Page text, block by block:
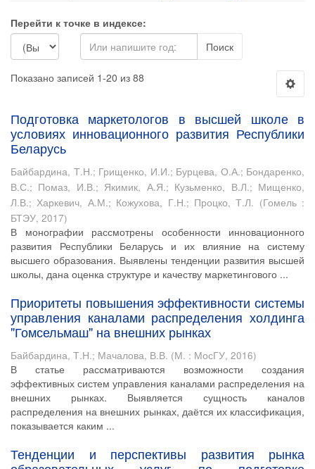
Перейти к точке в индексе:
Поиск
Показано записей 1-20 из 88
Подготовка маркетологов в высшей школе в
условиях инновационного развития Республики
Беларусь
Байбардина, Т.Н.; Грищенко, И.И.; Бурцева, О.А.; Бондаренко,
В.С.; Помаз, И.В.; Якимик, А.Я.; Кузьменко, В.Л.; Мищенко,
Л.В.;Харкевич, А.М.; Кожухова, Г.Н.; Процко, Т.Л. (Гомель :
БТЭУ, 2017)
В монографии рассмотрены особенности инновационного
развития Республики Беларусь и их влияние на систему
высшего образования. Выявлены тенденции развития высшей
школы, дана оценка структуре и качеству маркетингового ...
Приоритеты повышения эффективности системы
управления каналами распределения холдинга
"Гомсельмаш" на внешних рынках
Байбардина, Т.Н.; Мачалова, В.В. (М. : МосГУ, 2016)
В статье рассматриваются возможности создания
эффективных систем управления каналами распределения на
внешних рынках. Выявляется сущность каналов
распределения на внешних рынках, даётся их классификация,
показывается каким ...
Тенденции и перспективы развития рынка